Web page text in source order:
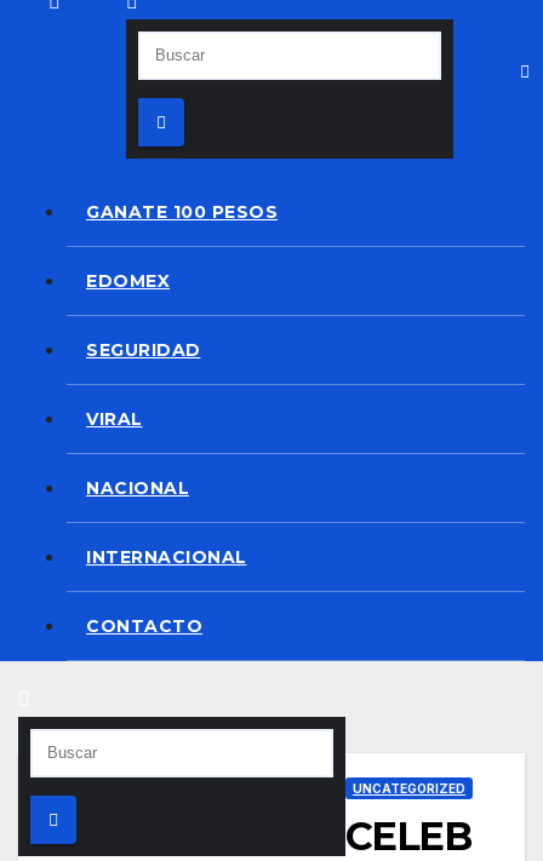
GANATE 100 PESOS
EDOMEX
SEGURIDAD
VIRAL
NACIONAL
INTERNACIONAL
CONTACTO
UNCATEGORIZED
CELEB